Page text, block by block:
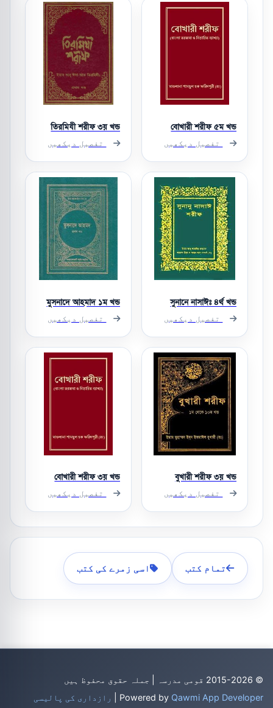
বোখারী শরীফ ৫ম খন্ড
تفصیل دیکھیں
তিরমিযী শরীফ ৩য় খন্ড
تفصیل دیکھیں
সুনানে নাসাঈঃ ৪র্থ খন্ড
تفصیل دیکھیں
মুসনাদে আহমাদ ১ম খন্ড
تفصیل دیکھیں
বুখারী শরীফ ৩য় খন্ড
تفصیل دیکھیں
বোখারী শরীফ ৩য় খন্ড
تفصیل دیکھیں
تمام کتب اسی زمرے کی کتب
© 2015-2026 قومی مدرسہ | جملہ حقوق محفوظ ہیں
Powered by Qawmi App Developer رازداری کی پالیسی